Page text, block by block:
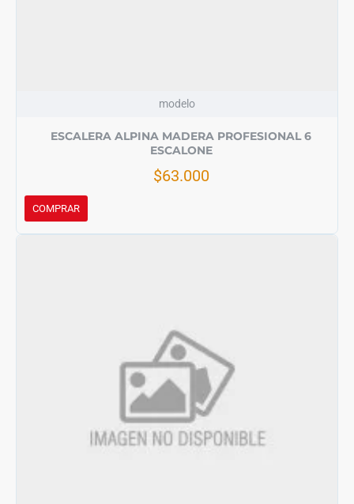
modelo
ESCALERA ALPINA MADERA PROFESIONAL 6
ESCALONE
$63.000
COMPRAR